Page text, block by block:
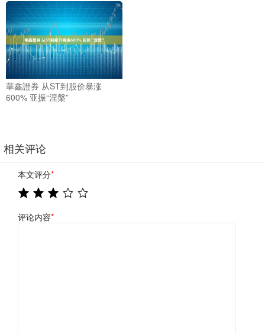
華鑫證券 从ST到股价暴涨
600% 亚振“涅槃”
相关评论
本文评分*
评论内容*